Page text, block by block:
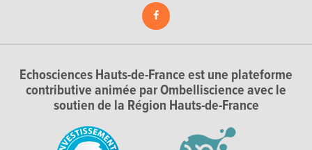
Echosciences Hauts-de-France est une plateforme
contributive animée par Ombelliscience avec le
soutien de la Région Hauts-de-France